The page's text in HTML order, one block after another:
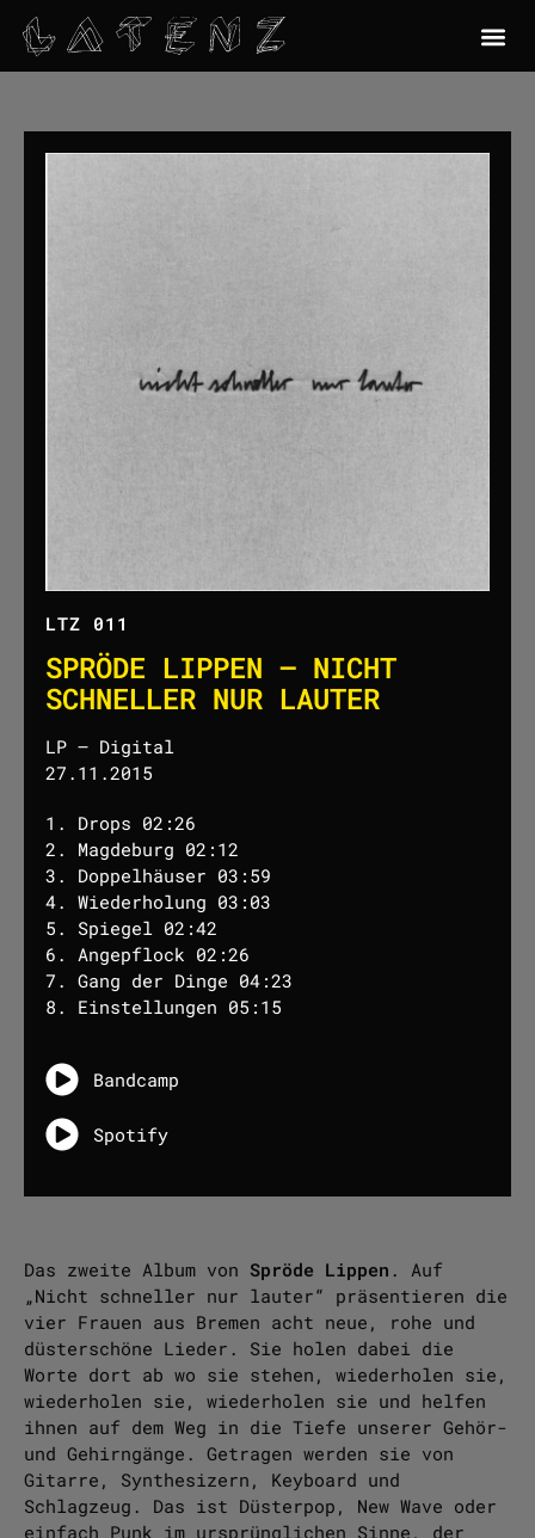
LTZ 011
SPRÖDE LIPPEN – NICHT
SCHNELLER NUR LAUTER
LP – Digital
27.11.2015
1. Drops 02:26
2. Magdeburg 02:12
3. Doppelhäuser 03:59
4. Wiederholung 03:03
5. Spiegel 02:42
6. Angepflock 02:26
7. Gang der Dinge 04:23
8. Einstellungen 05:15
Bandcamp
Spotify
Das zweite Album von Spröde Lippen . Auf
„Nicht schneller nur lauter“ präsentieren die
vier Frauen aus Bremen acht neue, rohe und
düsterschöne Lieder. Sie holen dabei die
Worte dort ab wo sie stehen, wiederholen sie,
wiederholen sie, wiederholen sie und helfen
ihnen auf dem Weg in die Tiefe unserer Gehör-
und Gehirngänge. Getragen werden sie von
Gitarre, Synthesizern, Keyboard und
Schlagzeug. Das ist Düsterpop, New Wave oder
einfach Punk im ursprünglichen Sinne, der